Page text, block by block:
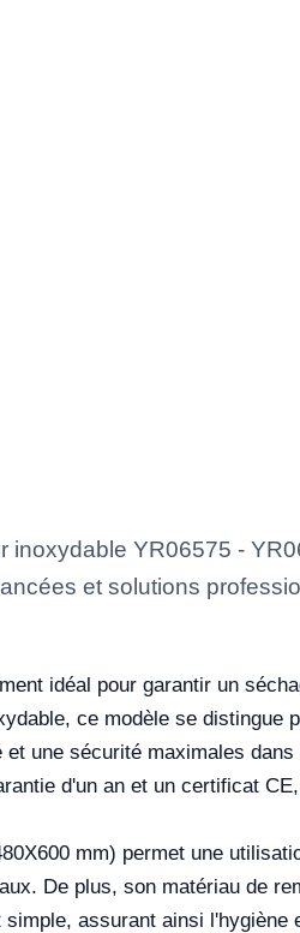
inoxydable YR06575 -
et solutions
idéal pour garantir un
ce modèle se distingue
une sécurité maximales
d'un an et un certificat
mm) permet une
De plus, son matériau de
assurant ainsi l'hygiène